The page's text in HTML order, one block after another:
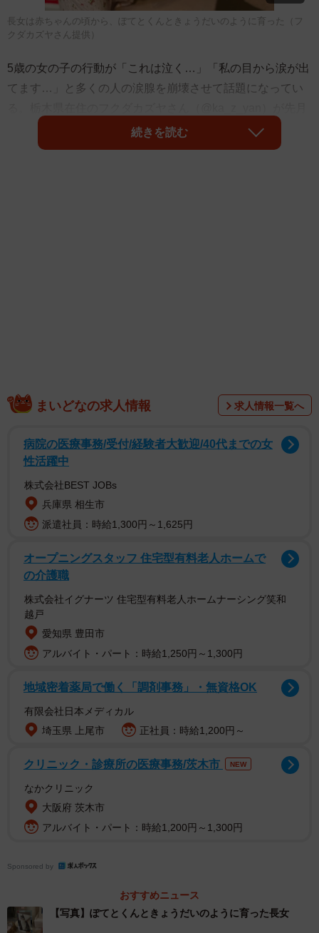
長女は赤ちゃんの頃から、ぽてとくんときょうだいのように育った（フ
クダカズヤさん提供）
5歳の女の子の行動が「これは泣く…」「私の目から涙が出
てます…」と多くの人の涙腺を崩壊させて話題になってい
23日「先日外出先で長女がキャットフードのミニチュアガ
チャガチャをやりたいと言い出したのでしぶしぶやらせ
SNS上には「こんなん泣くやないですか！」
心優しい娘さんの行動に、SNS上では何人もの人が肩を震
わせた。
したね♪とても心温まるエピソード。お嬢様その心ずーっと
「猫ちゃんも天国で喜んでると思います」
「ちゃんと食べられるように缶詰のフタを開けてるところ
に『うっ』ときた」
続きを読む
まいどなの求人情報 求人情報一覧へ
病院の医療事務/受付/経験者大歓迎/40代までの女
性活躍中
株式会社BEST JOBs
兵庫県 相生市
派遣社員：時給1,300円～1,625円
オープニングスタッフ 住宅型有料老人ホームで
の介護職
株式会社イグナーツ 住宅型有料老人ホームナーシング笑和
越戸
愛知県 豊田市
アルバイト・パート：時給1,250円～1,300円
地域密着薬局で働く「調剤事務」・無資格OK
有限会社日本メディカル
埼玉県 上尾市
正社員：時給1,200円～
クリニック・診療所の医療事務/茨木市 NEW
なかクリニック
大阪府 茨木市
アルバイト・パート：時給1,200円～1,300円
Sponsored by
おすすめニュース
【写真】ぽてとくんときょうだいのように育った長女